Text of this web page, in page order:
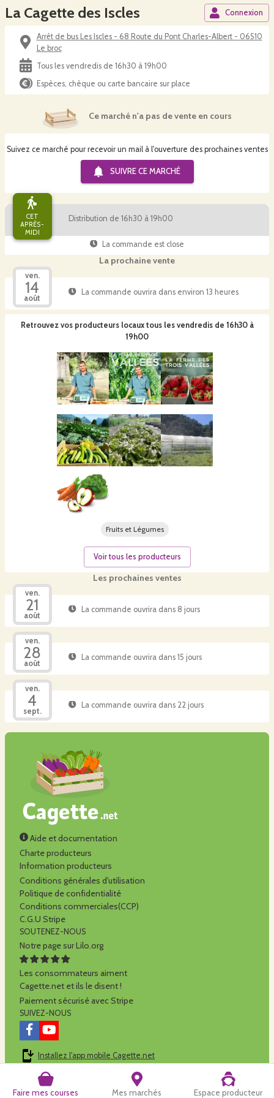
Faire mes courses Mes marchés Espace producteur
La Cagette des Iscles Connexion
Arrêt de bus Les Iscles - 68 Route du Pont Charles-Albert - 06510
Le broc
Tous les vendredis de 16h30 à 19h00
Espèces, chèque ou carte bancaire sur place
Suivez ce marché pour recevoir un mail à l'ouverture des prochaines ventes
SUIVRE CE MARCHÉ
Ce marché n'a pas de vente en cours
CET
APRÈS-
MIDI
Distribution de 16h30 à 19h00
La commande est close
La prochaine vente
ven.
14
août
La commande ouvrira dans environ 13 heures
Les prochaines ventes
ven.
21
août
La commande ouvrira dans 8 jours
ven.
28
août
La commande ouvrira dans 15 jours
ven.
4
sept.
La commande ouvrira dans 22 jours
Retrouvez vos producteurs locaux tous les vendredis de 16h30 à
19h00
Fruits et Légumes
Voir tous les producteurs
Aide et documentation
Charte producteurs
Information producteurs
Conditions générales d'utilisation
Politique de confidentialité
Conditions commerciales(CCP)
C.G.U Stripe
SOUTENEZ-NOUS
Notre page sur Lilo.org
Les consommateurs aiment
Cagette.net et ils le disent !
Paiement sécurisé avec Stripe
SUIVEZ-NOUS
Installez l'app mobile Cagette.net
Cagette.net est réalisé par la SCOP Alilo